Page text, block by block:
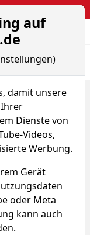
Optionsprämien
Aktien- und
A2PU2X
%
Uhr
auf
damit unsere
Dienste von
Videos,
Werbung.
Gerät
oder Meta
kann auch